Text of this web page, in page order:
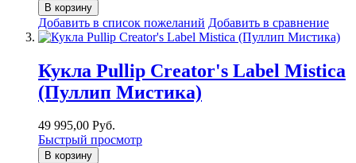
В корзину
Добавить в список пожеланий Добавить в сравнение
Кукла Pullip Creator's Label Mistica
(Пуллип Мистика)
49 995,00 Руб.
Быстрый просмотр
В корзину